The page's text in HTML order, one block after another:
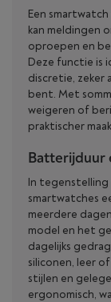
Een
kan meldingen
oproepen en
Deze functie is
discretie, zeker
bent. Met
weigeren of
praktischer
Batterijduur
In
smartwatches
meerdere
model en het
dagelijks
siliconen, leer
stijlen en
ergonomisch,